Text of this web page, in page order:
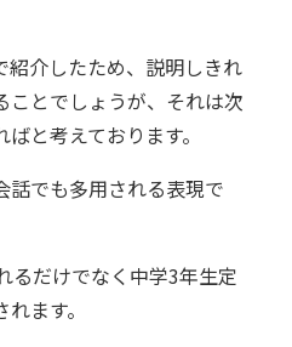
紹介したため、説明しきれ
ことでしょうが、それは次
と考えております。
話でも多用される表現で
るだけでなく中学3年生定
ます。